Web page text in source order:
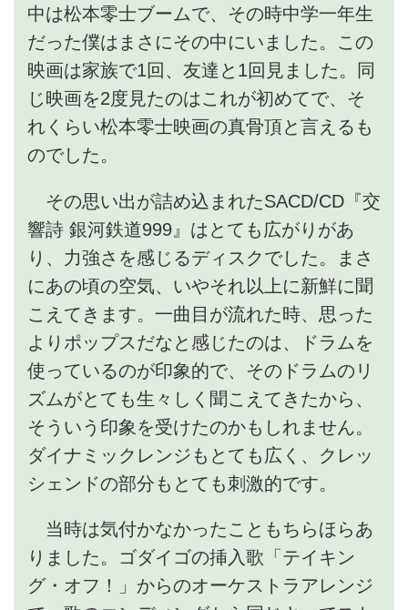
中は松本零士ブームで、その時中学一年生
だった僕はまさにその中にいました。この
映画は家族で1回、友達と1回見ました。同
じ映画を2度見たのはこれが初めてで、そ
れくらい松本零士映画の真骨頂と言えるも
のでした。
その思い出が詰め込まれたSACD/CD『交
響詩 銀河鉄道999』はとても広がりがあ
り、力強さを感じるディスクでした。まさ
にあの頃の空気、いやそれ以上に新鮮に聞
こえてきます。一曲目が流れた時、思った
よりポップスだなと感じたのは、ドラムを
使っているのが印象的で、そのドラムのリ
ズムがとても生々しく聞こえてきたから、
そういう印象を受けたのかもしれません。
ダイナミックレンジもとても広く、クレッ
シェンドの部分もとても刺激的です。
当時は気付かなかったこともちらほらあ
りました。ゴダイゴの挿入歌「テイキン
グ・オフ！」からのオーケストラアレンジ